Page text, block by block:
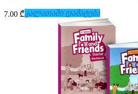
7.00 ₾ კალათაში დამატება